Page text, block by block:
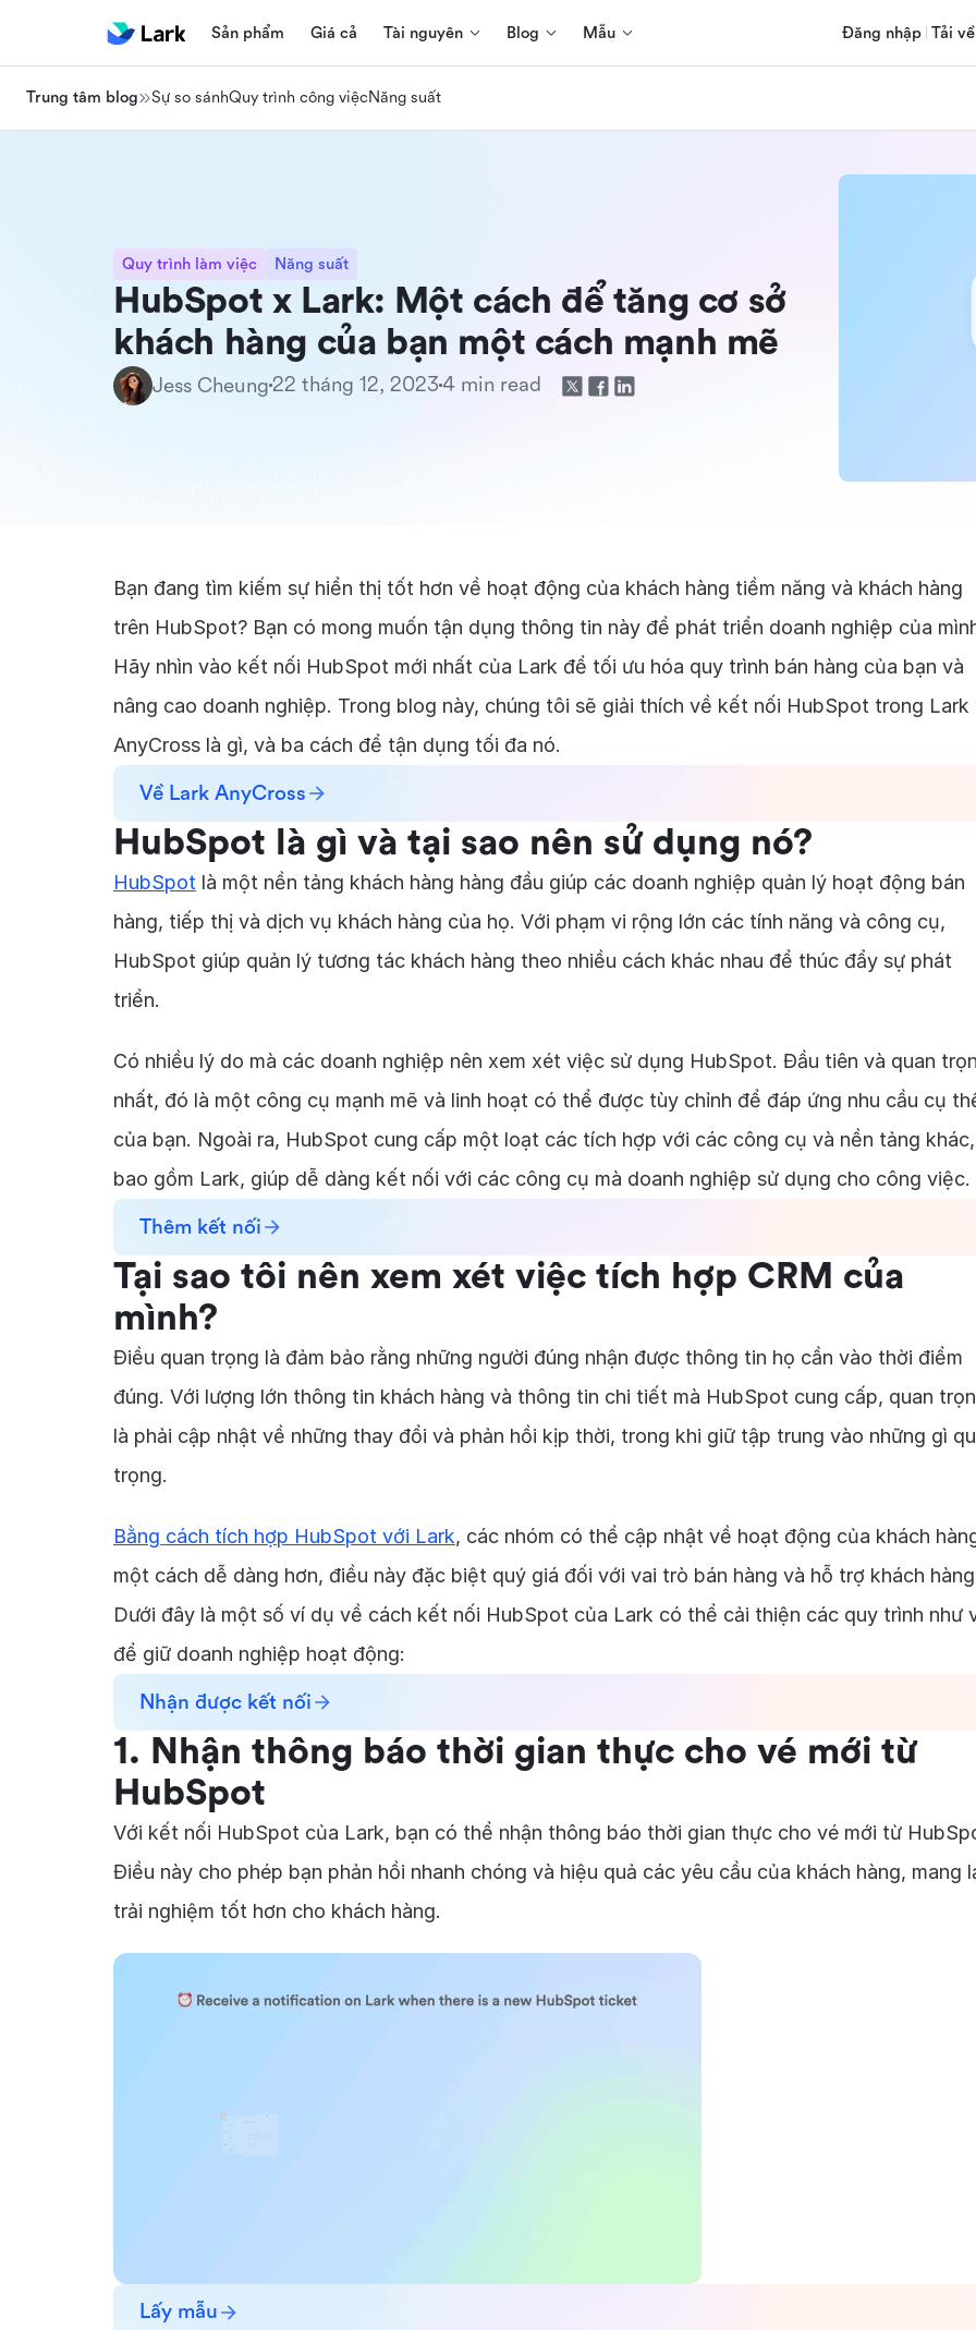
Sản phẩm Giá cả Tài nguyên Blog Mẫu Đăng nhập Tải về
Trung tâm blog Sự so sánhQuy trình công việcNăng suất
Quy trình làm việc Năng suất
HubSpot x Lark: Một cách để tăng cơ sở
khách hàng của bạn một cách mạnh mẽ
Jess Cheung22 tháng 12, 20234 min read
Bạn đang tìm kiếm sự hiển thị tốt hơn về hoạt động của khách hàng tiềm năng và khách hàng
trên HubSpot? Bạn có mong muốn tận dụng thông tin này để phát triển doanh nghiệp của
Hãy nhìn vào kết nối HubSpot mới nhất của Lark để tối ưu hóa quy trình bán hàng của bạn và
nâng cao doanh nghiệp. Trong blog này, chúng tôi sẽ giải thích về kết nối HubSpot trong Lark
AnyCross là gì, và ba cách để tận dụng tối đa nó.
Về Lark AnyCross
HubSpot là gì và tại sao nên sử dụng nó?
HubSpot là một nền tảng khách hàng hàng đầu giúp các doanh nghiệp quản lý hoạt động bán
hàng, tiếp thị và dịch vụ khách hàng của họ. Với phạm vi rộng lớn các tính năng và công cụ,
HubSpot giúp quản lý tương tác khách hàng theo nhiều cách khác nhau để thúc đẩy sự phát
triển.
Có nhiều lý do mà các doanh nghiệp nên xem xét việc sử dụng HubSpot. Đầu tiên và quan
nhất, đó là một công cụ mạnh mẽ và linh hoạt có thể được tùy chỉnh để đáp ứng nhu cầu cụ
của bạn. Ngoài ra, HubSpot cung cấp một loạt các tích hợp với các công cụ và nền tảng khác,
bao gồm Lark, giúp dễ dàng kết nối với các công cụ mà doanh nghiệp sử dụng cho công việc.
Thêm kết nối
Tại sao tôi nên xem xét việc tích hợp CRM của
mình?
Điều quan trọng là đảm bảo rằng những người đúng nhận được thông tin họ cần vào thời điểm
đúng. Với lượng lớn thông tin khách hàng và thông tin chi tiết mà HubSpot cung cấp, quan
là phải cập nhật về những thay đổi và phản hồi kịp thời, trong khi giữ tập trung vào những gì
trọng.
Bằng cách tích hợp HubSpot với Lark, các nhóm có thể cập nhật về hoạt động của khách
một cách dễ dàng hơn, điều này đặc biệt quý giá đối với vai trò bán hàng và hỗ trợ khách
Dưới đây là một số ví dụ về cách kết nối HubSpot của Lark có thể cải thiện các quy trình như
để giữ doanh nghiệp hoạt động:
Nhận được kết nối
1. Nhận thông báo thời gian thực cho vé mới từ
HubSpot
Với kết nối HubSpot của Lark, bạn có thể nhận thông báo thời gian thực cho vé mới từ
Điều này cho phép bạn phản hồi nhanh chóng và hiệu quả các yêu cầu của khách hàng, mang
trải nghiệm tốt hơn cho khách hàng.
Lấy mẫu